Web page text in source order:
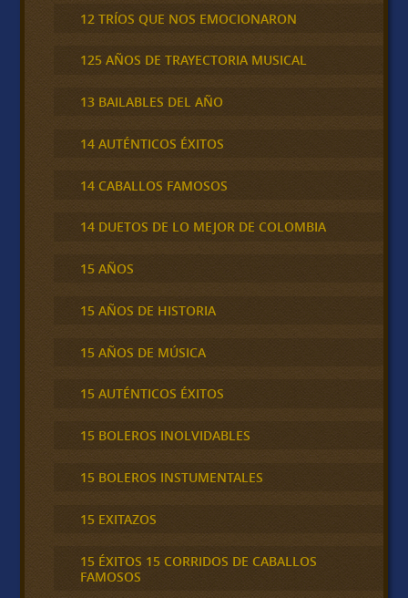
12 TRÍOS QUE NOS EMOCIONARON
125 AÑOS DE TRAYECTORIA MUSICAL
13 BAILABLES DEL AÑO
14 AUTÉNTICOS ÉXITOS
14 CABALLOS FAMOSOS
14 DUETOS DE LO MEJOR DE COLOMBIA
15 AÑOS
15 AÑOS DE HISTORIA
15 AÑOS DE MÚSICA
15 AUTÉNTICOS ÉXITOS
15 BOLEROS INOLVIDABLES
15 BOLEROS INSTUMENTALES
15 EXITAZOS
15 ÉXITOS 15 CORRIDOS DE CABALLOS
FAMOSOS